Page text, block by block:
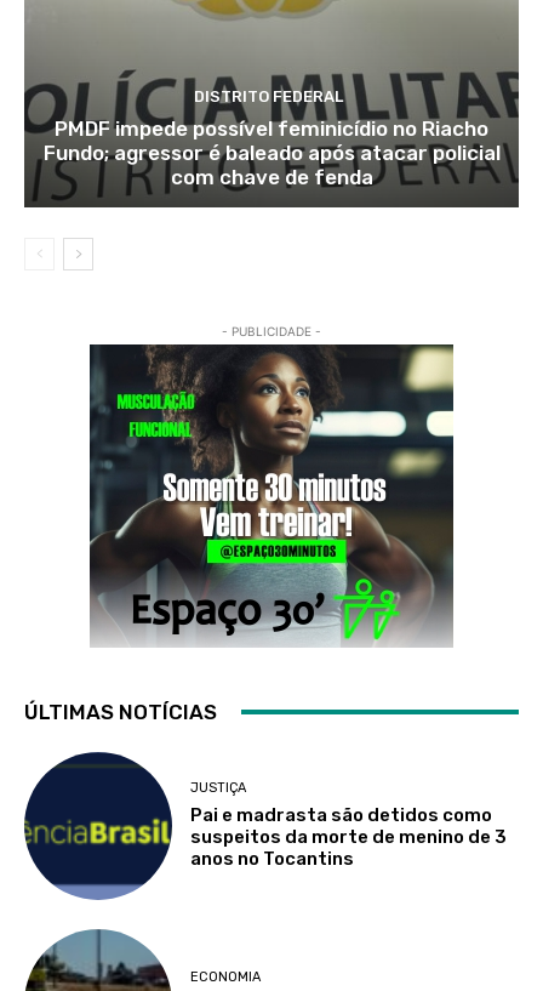
DISTRITO FEDERAL
PMDF impede possível feminicídio no Riacho
Fundo; agressor é baleado após atacar policial
com chave de fenda
- PUBLICIDADE -
ÚLTIMAS NOTÍCIAS
JUSTIÇA
Pai e madrasta são detidos como
suspeitos da morte de menino de 3
anos no Tocantins
ECONOMIA